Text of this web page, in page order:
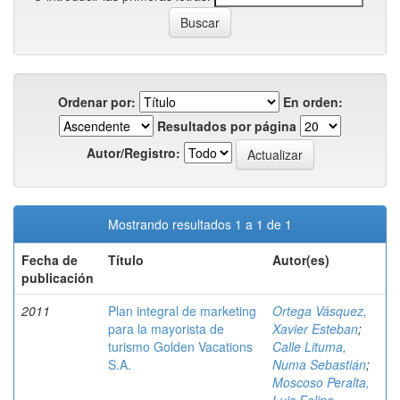
Ordenar por:
En orden:
Resultados por página
Autor/Registro:
Mostrando resultados 1 a 1 de 1
Fecha de
publicación
Título Autor(es)
2011
Plan integral de marketing
para la mayorista de
turismo Golden Vacations
S.A.
Ortega Vásquez,
Xavier Esteban;
Calle Lituma,
Numa Sebastián;
Moscoso Peralta,